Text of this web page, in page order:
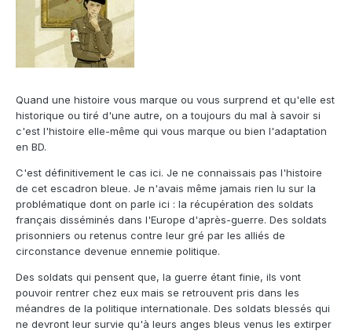
Quand une histoire vous marque ou vous surprend et qu'elle est
historique ou tiré d'une autre, on a toujours du mal à savoir si
c'est l'histoire elle-même qui vous marque ou bien l'adaptation
en BD.
C'est définitivement le cas ici. Je ne connaissais pas l'histoire
de cet escadron bleue. Je n'avais même jamais rien lu sur la
problématique dont on parle ici : la récupération des soldats
français disséminés dans l'Europe d'après-guerre. Des soldats
prisonniers ou retenus contre leur gré par les alliés de
circonstance devenue ennemie politique.
Des soldats qui pensent que, la guerre étant finie, ils vont
pouvoir rentrer chez eux mais se retrouvent pris dans les
méandres de la politique internationale. Des soldats blessés qui
ne devront leur survie qu'à leurs anges bleus venus les extirper